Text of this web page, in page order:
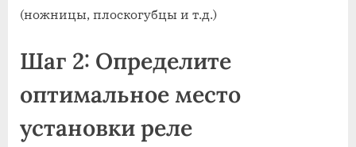
(ножницы, плоскогубцы и т.д.)
Шаг 2: Определите
оптимальное место
установки реле